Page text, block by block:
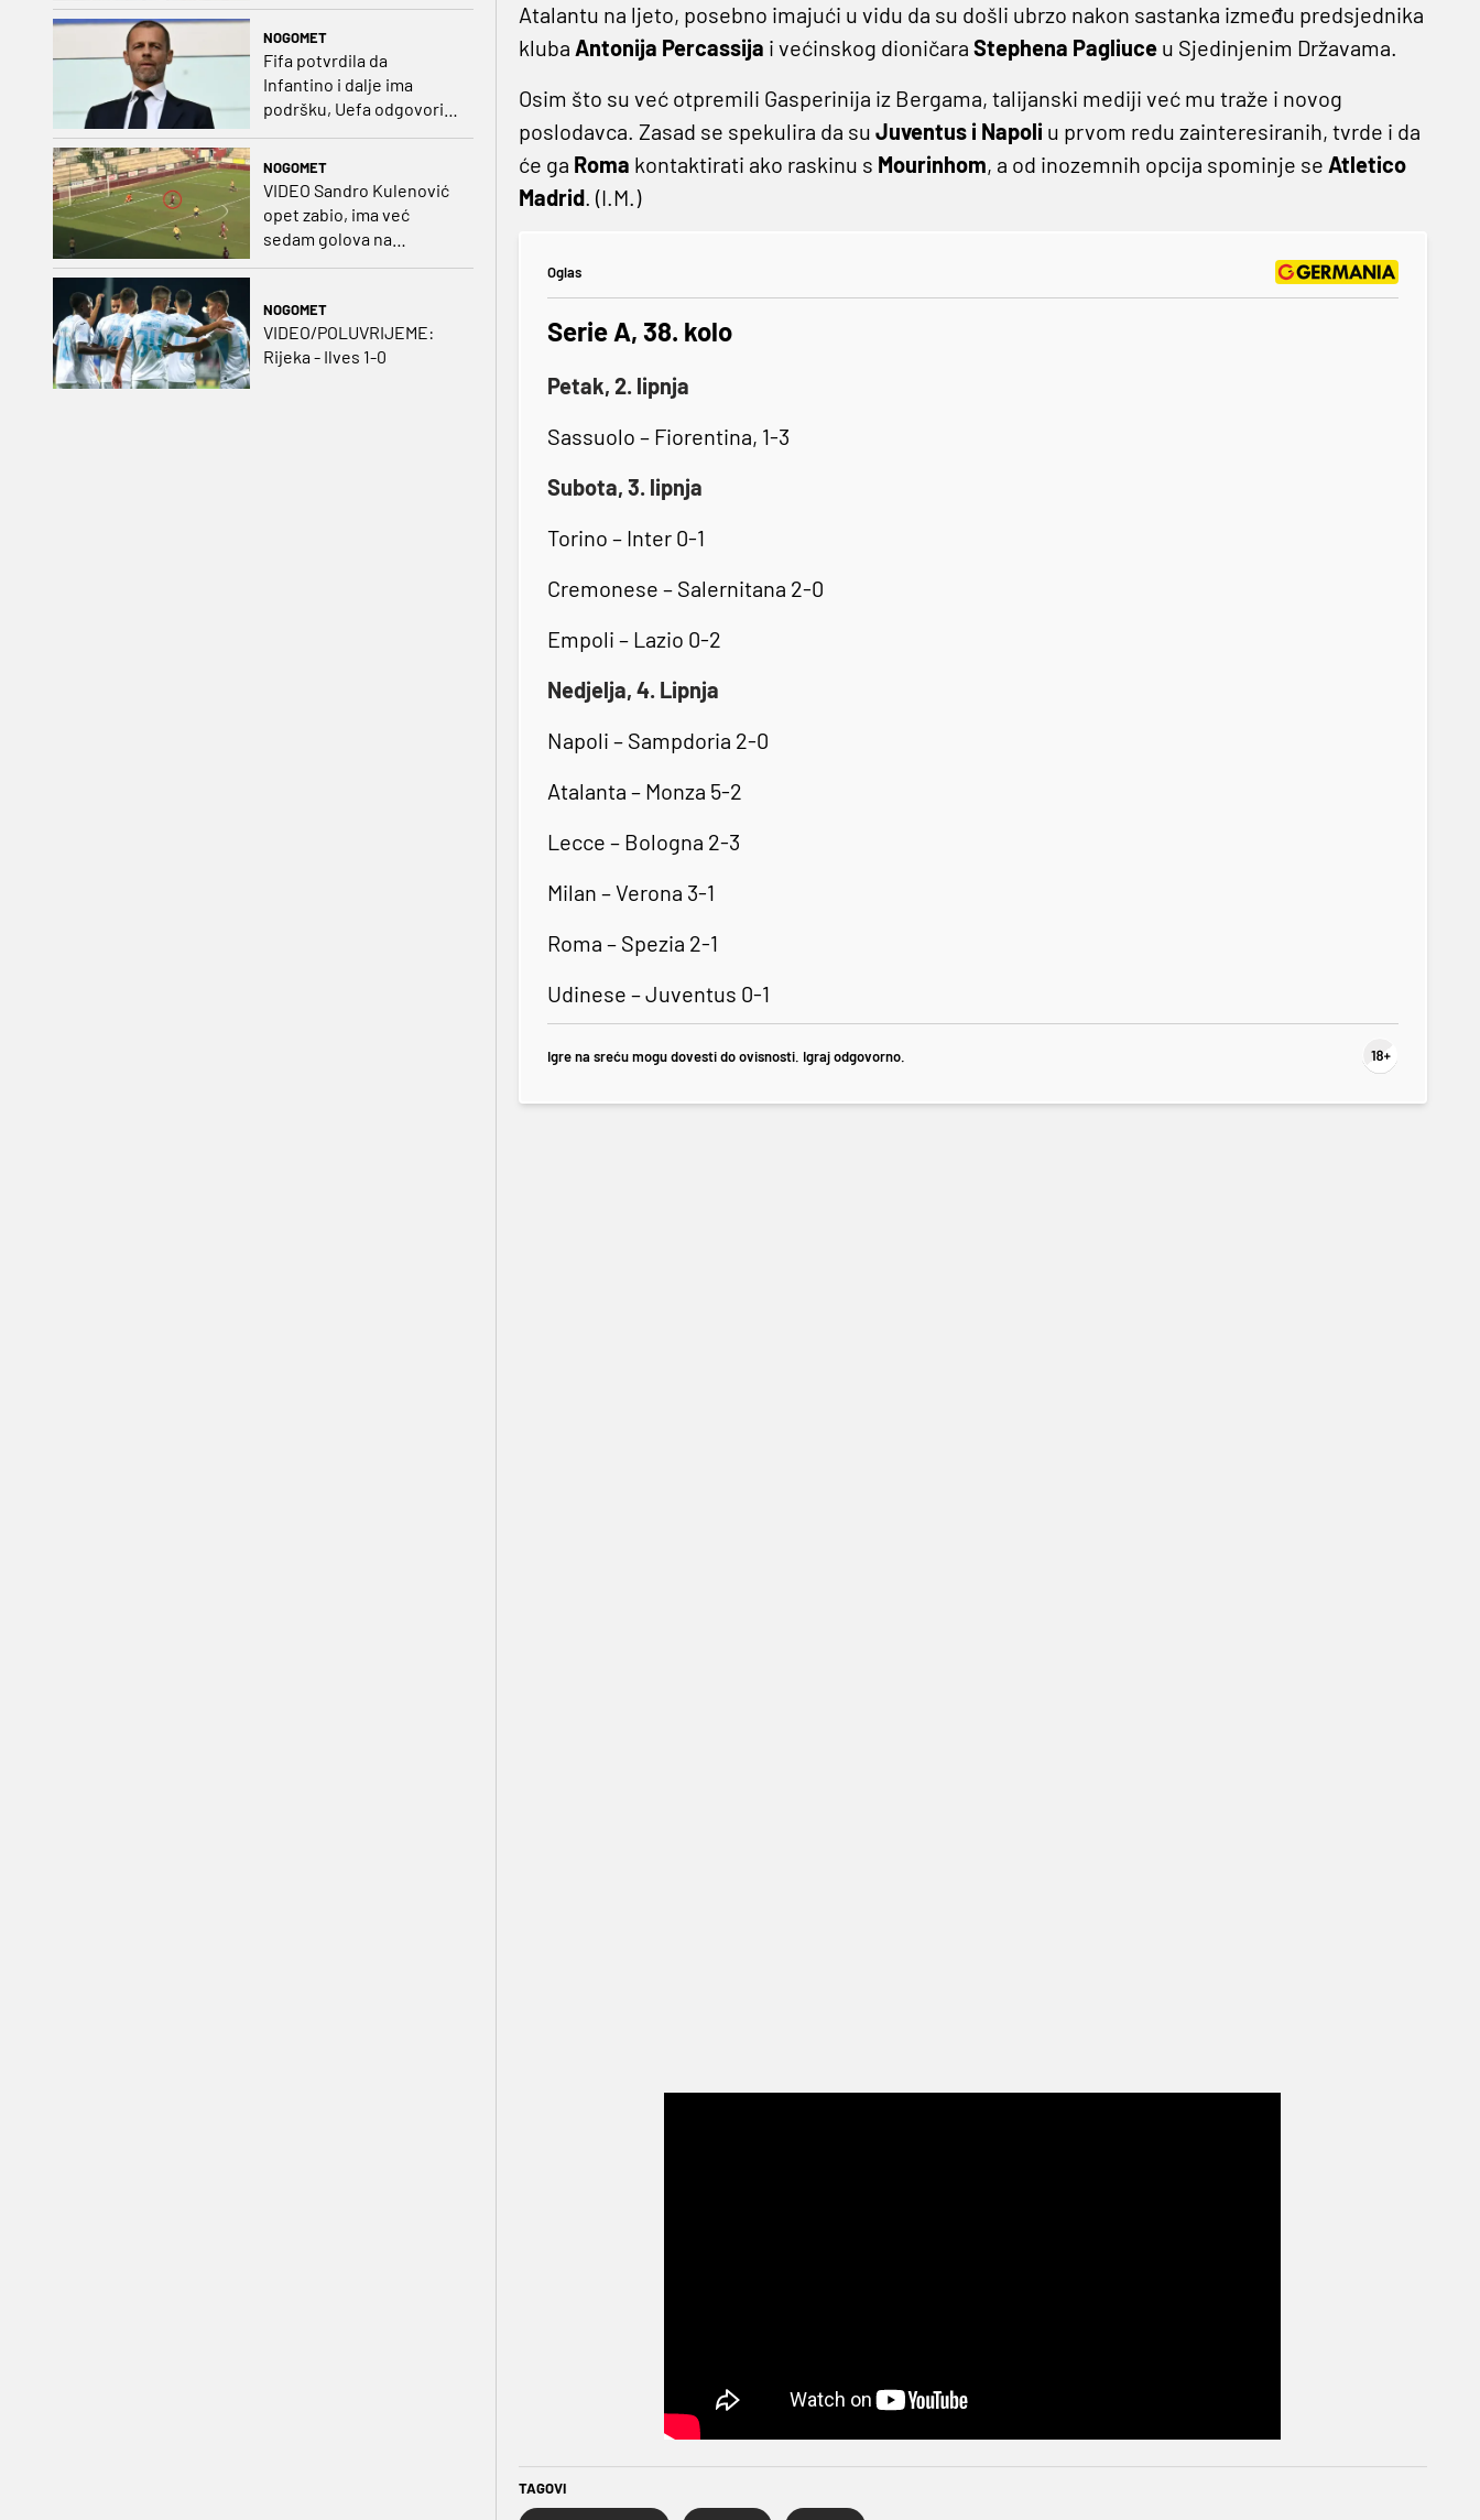
NOGOMET
Fifa potvrdila da
Infantino i dalje ima
podršku, Uefa odgovorila
kako bojkot ostaje na
NOGOMET
VIDEO Sandro Kulenović
opet zabio, ima već
sedam golova na
NOGOMET
VIDEO/POLUVRIJEME:
Rijeka - Ilves 1-0
Atalantu na ljeto, posebno imajući u vidu da su došli ubrzo nakon sastanka između predsjednika
kluba Antonija Percassija i većinskog dioničara Stephena Pagliuceu Sjedinjenim Državama.
Osim što su već otpremili Gasperinija iz Bergama, talijanski mediji već mu traže i novog
poslodavca. Zasad se spekulira da su Juventus i Napoli u prvom redu zainteresiranih, tvrde i da
će ga Roma kontaktirati ako raskinu s Mourinhom, a od inozemnih opcija spominje se Atletico
Madrid. (I.M.)
Oglas
Serie A, 38. kolo
Petak, 2. lipnja
Sassuolo – Fiorentina, 1-3
Subota, 3. lipnja
Torino – Inter 0-1
Cremonese – Salernitana 2-0
Empoli – Lazio 0-2
Nedjelja, 4. Lipnja
Napoli – Sampdoria 2-0
Atalanta – Monza 5-2
Lecce – Bologna 2-3
Milan – Verona 3-1
Roma – Spezia 2-1
Udinese – Juventus 0-1
Igre na sreću mogu dovesti do ovisnosti. Igraj odgovorno.
TAGOVI